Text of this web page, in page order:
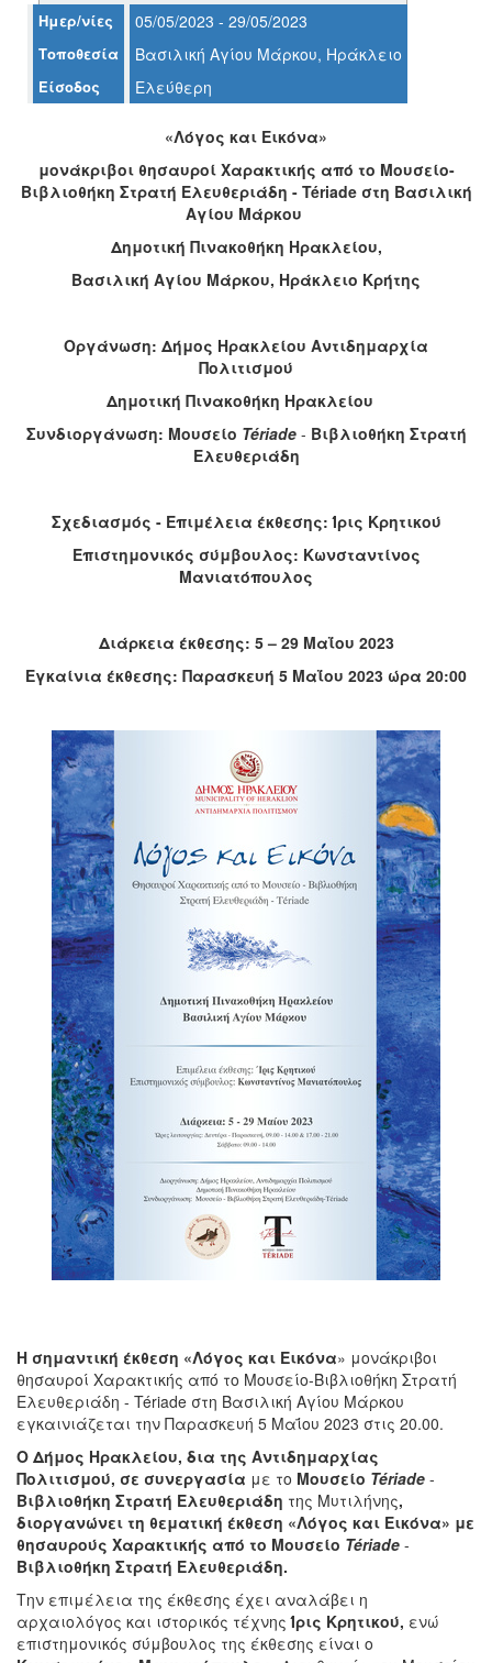
ΤΟΠΟΣ
ΠΟΛΙΤΙΣΜΟΣ
Ημερ/νίες 05/05/2023 - 29/05/2023
Τοποθεσία Βασιλική Αγίου Μάρκου, Ηράκλειο
Είσοδος Ελεύθερη
«Λόγος και Εικόνα»
μονάκριβοι θησαυροί Χαρακτικής από το Μουσείο-
Βιβλιοθήκη Στρατή Ελευθεριάδη - Tériadeστη Βασιλική
Αγίου Μάρκου
Δημοτική Πινακοθήκη Ηρακλείου,
Βασιλική Αγίου Μάρκου, Ηράκλειο Κρήτης
Οργάνωση: Δήμος Ηρακλείου Αντιδημαρχία
Πολιτισμού
Δημοτική Πινακοθήκη Ηρακλείου
Συνδιοργάνωση: Μουσείο Tériade - Βιβλιοθήκη Στρατή
Ελευθεριάδη
Σχεδιασμός - Επιμέλεια έκθεσης: Ίρις Κρητικού
Επιστημονικός σύμβουλος: Κωνσταντίνος
Μανιατόπουλος
Διάρκεια έκθεσης: 5 – 29 Μαΐου 2023
Εγκαίνια έκθεσης: Παρασκευή 5 Μαΐου 2023 ώρα 20:00
Η σημαντική έκθεση «Λόγος και Εικόνα» μονάκριβοι
θησαυροί Χαρακτικής από το Μουσείο-Βιβλιοθήκη Στρατή
Ελευθεριάδη - Tériade στη Βασιλική Αγίου Μάρκου
εγκαινιάζεται την Παρασκευή 5 Μαΐου 2023 στις 20.00.
Ο Δήμος Ηρακλείου, δια της Αντιδημαρχίας
Πολιτισμού, σε συνεργασία με το Μουσείο Tériade -
Βιβλιοθήκη Στρατή Ελευθεριάδη της Μυτιλήνης,
διοργανώνει τη θεματική έκθεση «Λόγος και Εικόνα» με
θησαυρούς Χαρακτικής από το Μουσείο Tériade -
Βιβλιοθήκη Στρατή Ελευθεριάδη.
Την επιμέλεια της έκθεσης έχει αναλάβει η
αρχαιολόγος και ιστορικός τέχνηςΊρις Κρητικού, ενώ
επιστημονικός σύμβουλος της έκθεσης είναι ο